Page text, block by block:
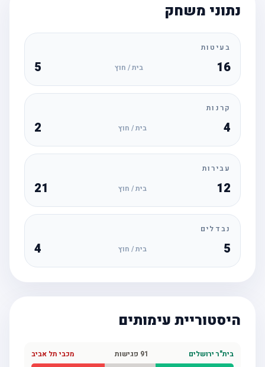
נתוני משחק
בעיטות
16 בית / חוץ
קרנות
בית / חוץ
עבירות
12 בית / חוץ 21
נבדלים
בית / חוץ
היסטוריית עימותים
בית"ר ירושלים פגישות מכבי תל אביב